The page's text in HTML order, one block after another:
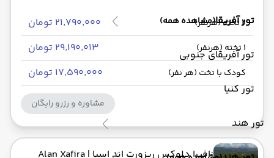
تور آفریقا(مشاهده همه)
تور آفریقای جنوبی
تور کنیا
تور هند
2 تخته (هرنفر) ۲۱٬۷۹۰٬۰۰۰ تومان
1 تخته (هرنفر) ۲۹٬۱۹۰٬۰۱۳ تومان
کودک با تخت (هر نفر) ۱۷٬۵۹۰٬۰۰۰ تومان
مشاوره و رزرو رایگان
زافیرا دلوکس ریزورت اند اسپا | Alan Xafira